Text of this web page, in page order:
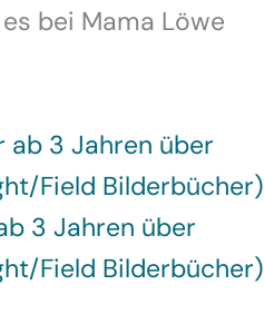
bei Mama Löwe
3 Jahren über
Field Bilderbücher)